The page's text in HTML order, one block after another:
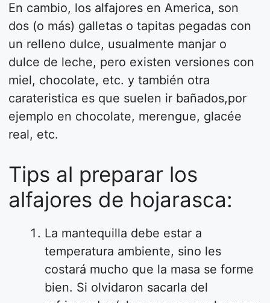
En cambio, los alfajores en America, son
dos (o más) galletas o tapitas pegadas con
un relleno dulce, usualmente manjar o
dulce de leche, pero existen versiones con
miel, chocolate, etc. y también otra
carateristica es que suelen ir bañados,por
ejemplo en chocolate, merengue, glacée
real, etc.
Tips al preparar los
alfajores de hojarasca:
La mantequilla debe estar a
temperatura ambiente, sino les
costará mucho que la masa se forme
bien. Si olvidaron sacarla del